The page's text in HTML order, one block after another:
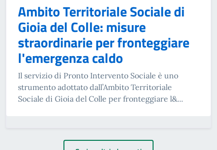
Ambito Territoriale Sociale di
Gioia del Colle: misure
straordinarie per fronteggiare
l'emergenza caldo
Il servizio di Pronto Intervento Sociale è uno
strumento adottato dall’Ambito Territoriale
Sociale di Gioia del Colle per fronteggiare l&...